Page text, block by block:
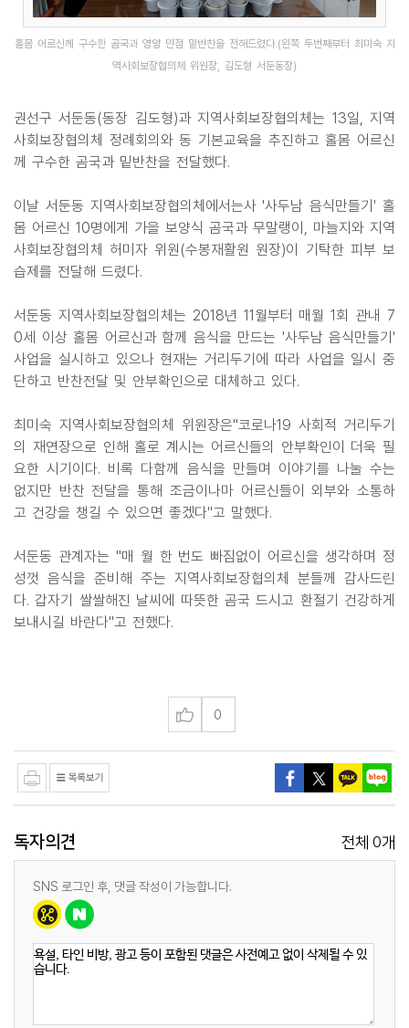
홀몸 어르신께 구수한 곰국과 영양 만점 밑반찬을 전해드렸다.(왼쪽 두번째부터 최미숙 지
역사회보장협의체 위원장, 김도형 서둔동장)
권선구 서둔동(동장 김도형)과 지역사회보장협의체는 13일, 지역
사회보장협의체 정례회의와 동 기본교육을 추진하고 홀몸 어르신
께 구수한 곰국과 밑반찬을 전달했다.
이날 서둔동 지역사회보장협의체에서는사 '사두남 음식만들기' 홀
몸 어르신 10명에게 가을 보양식 곰국과 무말랭이, 마늘지와 지역
사회보장협의체 허미자 위원(수봉재활원 원장)이 기탁한 피부 보
습제를 전달해 드렸다.
서둔동 지역사회보장협의체는 2018년 11월부터 매월 1회 관내 7
0세 이상 홀몸 어르신과 함께 음식을 만드는 '사두남 음식만들기'
사업을 실시하고 있으나 현재는 거리두기에 따라 사업을 일시 중
단하고 반찬전달 및 안부확인으로 대체하고 있다.
최미숙 지역사회보장협의체 위원장은"코로나19 사회적 거리두기
의 재연장으로 인해 홀로 계시는 어르신들의 안부확인이 더욱 필
요한 시기이다. 비록 다함께 음식을 만들며 이야기를 나눌 수는
없지만 반찬 전달을 통해 조금이나마 어르신들이 외부와 소통하
고 건강을 챙길 수 있으면 좋겠다"고 말했다.
서둔동 관계자는 "매 월 한 번도 빠짐없이 어르신을 생각하며 정
성껏 음식을 준비해 주는 지역사회보장협의체 분들께 감사드린
다. 갑자기 쌀쌀해진 날씨에 따뜻한 곰국 드시고 환절기 건강하게
보내시길 바란다"고 전했다.
0
독자의견 전체 0개
SNS 로그인 후, 댓글 작성이 가능합니다.